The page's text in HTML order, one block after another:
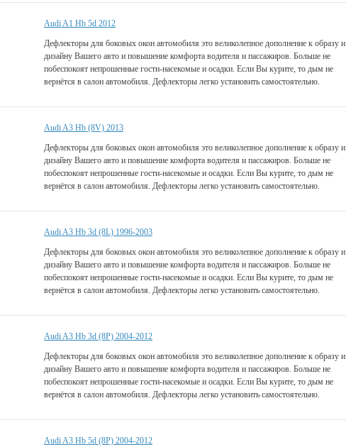
Audi A1 Hb 5d 2012
Дефлекторы для боковых окон автомобиля это великолепное дополнение к образу и
дизайну Вашего авто и повышение комфорта водителя и пассажиров. Больше не
побеспокоят непрошенные гости-насекомые и осадки. Если Вы курите, то дым не
вернётся в салон автомобиля. Дефлекторы легко установить самостоятельно.
Audi A3 Hb (8V) 2013
Дефлекторы для боковых окон автомобиля это великолепное дополнение к образу и
дизайну Вашего авто и повышение комфорта водителя и пассажиров. Больше не
побеспокоят непрошенные гости-насекомые и осадки. Если Вы курите, то дым не
вернётся в салон автомобиля. Дефлекторы легко установить самостоятельно.
Audi A3 Hb 3d (8L) 1996-2003
Дефлекторы для боковых окон автомобиля это великолепное дополнение к образу и
дизайну Вашего авто и повышение комфорта водителя и пассажиров. Больше не
побеспокоят непрошенные гости-насекомые и осадки. Если Вы курите, то дым не
вернётся в салон автомобиля. Дефлекторы легко установить самостоятельно.
Audi A3 Hb 3d (8P) 2004-2012
Дефлекторы для боковых окон автомобиля это великолепное дополнение к образу и
дизайну Вашего авто и повышение комфорта водителя и пассажиров. Больше не
побеспокоят непрошенные гости-насекомые и осадки. Если Вы курите, то дым не
вернётся в салон автомобиля. Дефлекторы легко установить самостоятельно.
Audi A3 Hb 5d (8P) 2004-2012